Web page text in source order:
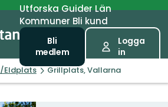
UtforskaGuiderLän
Kommuner Bli kund
Bli
medlem
Logga
in
Eldplats Grillplats, Vallarna